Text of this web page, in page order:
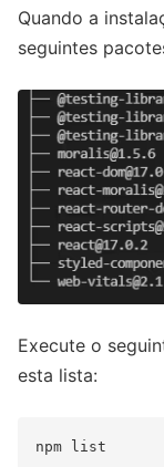
Quando a
seguintes
Execute o
esta lista: